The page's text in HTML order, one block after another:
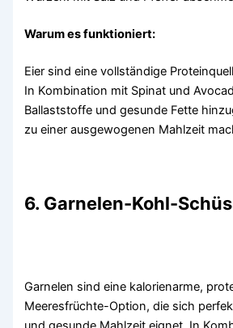
Warum es funktioniert:
Eier sind eine vollständige
In Kombination mit Spinat und
Ballaststoffe und gesunde Fette
zu einer ausgewogenen Mahlzeit
6. Garnelen-Kohl-
Garnelen sind eine kalorienarme,
Meeresfrüchte-Option, die sich